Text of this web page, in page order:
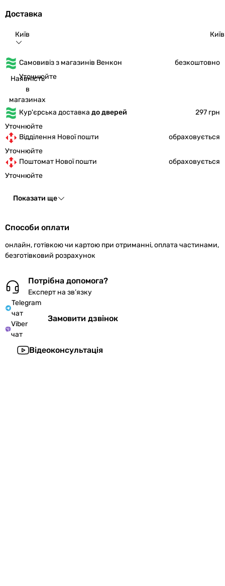
Доставка
Київ Київ
Самовивіз з магазинів Венкон
безкоштовно
Наявність
в
магазинах
Уточнюйте
Кур'єрська доставка до дверей
297 грн
Уточнюйте
Відділення Нової пошти
обраховується
Уточнюйте
Поштомат Нової пошти
обраховується
Уточнюйте
Показати ще
Способи оплати
онлайн, готівкою чи картою при отриманні, оплата частинами,
безготівковий розрахунок
Потрібна допомога?
Експерт на зв’язку
Telegram
чат
Viber
чат
Замовити дзвінок
Відеоконсультація